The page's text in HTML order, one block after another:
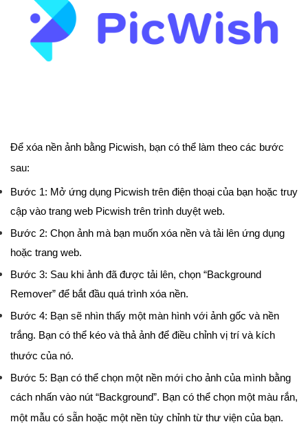
Để xóa nền ảnh bằng Picwish, bạn có thể làm theo các bước
sau:
Bước 1: Mở ứng dụng Picwish trên điện thoại của bạn hoặc truy
cập vào trang web Picwish trên trình duyệt web.
Bước 2: Chọn ảnh mà bạn muốn xóa nền và tải lên ứng dụng
hoặc trang web.
Bước 3: Sau khi ảnh đã được tải lên, chọn “Background
Remover” để bắt đầu quá trình xóa nền.
Bước 4: Bạn sẽ nhìn thấy một màn hình với ảnh gốc và nền
trắng. Bạn có thể kéo và thả ảnh để điều chỉnh vị trí và kích
thước của nó.
Bước 5: Bạn có thể chọn một nền mới cho ảnh của mình bằng
cách nhấn vào nút “Background”. Bạn có thể chọn một màu rắn,
một mẫu có sẵn hoặc một nền tùy chỉnh từ thư viện của bạn.